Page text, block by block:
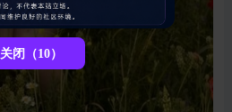
关闭（5）